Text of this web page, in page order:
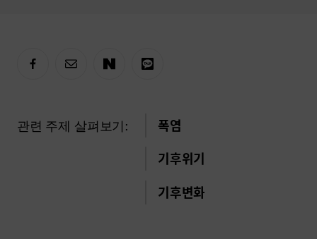
관련 주제 살펴보기: 폭염
기후위기
기후변화